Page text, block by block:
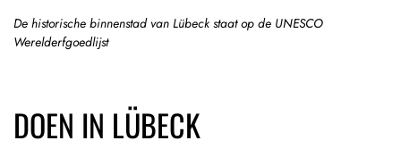
De historische binnenstad van Lübeck staat op de UNESCO
Werelderfgoedlijst
DOEN IN LÜBECK